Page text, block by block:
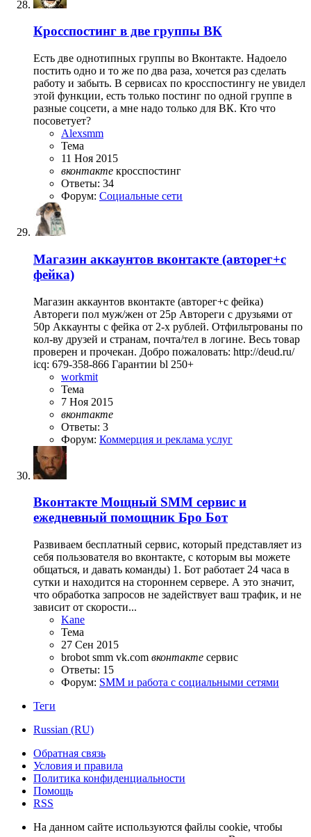
Кросспостинг в две группы ВК
Есть две однотипных группы во Вконтакте. Надоело
постить одно и то же по два раза, хочется раз сделать
работу и забыть. В сервисах по кросспостингу не увидел
этой функции, есть только постинг по одной группе в
разные соцсети, а мне надо только для ВК. Кто что
посоветует?
Alexsmm
Тема
11 Ноя 2015
вконтакте кросспостинг
Ответы: 34
Форум: Социальные сети
Магазин аккаунтов вконтакте (авторег+с
фейка)
Магазин аккаунтов вконтакте (авторег+с фейка)
Автореги пол муж/жен от 25р Автореги с друзьями от
50р Аккаунты с фейка от 2-х рублей. Отфильтрованы по
кол-ву друзей и странам, почта/тел в логине. Весь товар
проверен и прочекан. Добро пожаловать: http://deud.ru/
icq: 679-358-866 Гарантии bl 250+
workmit
Тема
7 Ноя 2015
вконтакте
Ответы: 3
Форум: Коммерция и реклама услуг
Вконтакте Мощный SMM сервис и
ежедневный помощник Бро Бот
Развиваем бесплатный сервис, который представляет из
себя пользователя во вконтакте, с которым вы можете
общаться, и давать команды) 1. Бот работает 24 часа в
сутки и находится на стороннем сервере. А это значит,
что обработка запросов не задействует ваш трафик, и не
зависит от скорости...
Kane
Тема
27 Сен 2015
brobot smm vk.com вконтакте сервис
Ответы: 15
Форум: SMM и работа с социальными сетями
Теги
Russian (RU)
Обратная связь
Условия и правила
Политика конфиденциальности
Помощь
RSS
На данном сайте используются файлы cookie, чтобы